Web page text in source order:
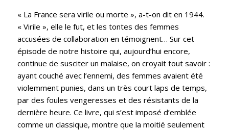
« La France sera virile ou morte », a-t-on dit en 1944.
« Virile », elle le fut, et les tontes des femmes
accusées de collaboration en témoignent… Sur cet
épisode de notre histoire qui, aujourd’hui encore,
continue de susciter un malaise, on croyait tout savoir :
ayant couché avec l’ennemi, des femmes avaient été
violemment punies, dans un très court laps de temps,
par des foules vengeresses et des résistants de la
dernière heure. Ce livre, qui s’est imposé d’emblée
comme un classique, montre que la moitié seulement